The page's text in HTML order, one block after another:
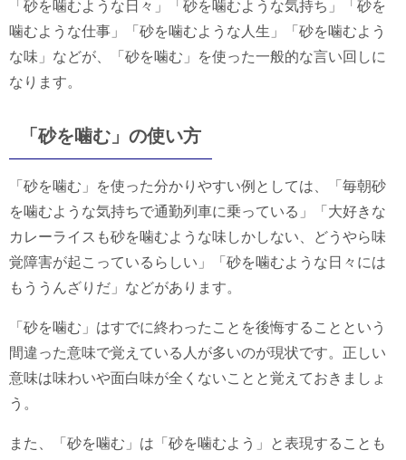
「砂を噛むような日々」「砂を噛むような気持ち」「砂を
噛むような仕事」「砂を噛むような人生」「砂を噛むよう
な味」などが、「砂を噛む」を使った一般的な言い回しに
なります。
「砂を噛む」の使い方
「砂を噛む」を使った分かりやすい例としては、「毎朝砂
を噛むような気持ちで通勤列車に乗っている」「大好きな
カレーライスも砂を噛むような味しかしない、どうやら味
覚障害が起こっているらしい」「砂を噛むような日々には
もううんざりだ」などがあります。
「砂を噛む」はすでに終わったことを後悔することという
間違った意味で覚えている人が多いのが現状です。正しい
意味は味わいや面白味が全くないことと覚えておきましょ
う。
また、「砂を噛む」は「砂を噛むよう」と表現することも